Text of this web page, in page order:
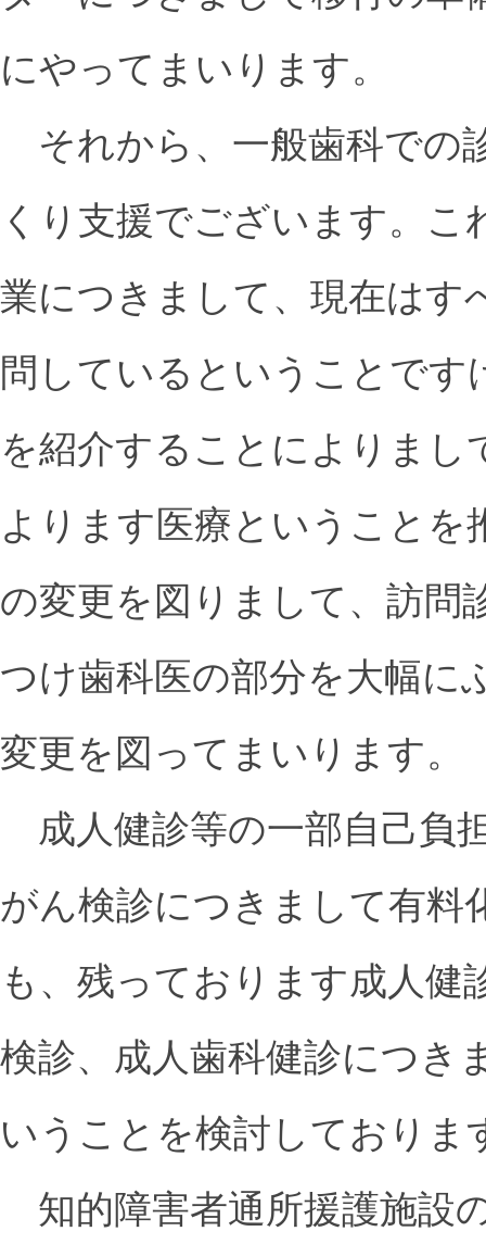
にやってまいります。
それから、一般歯科での
くり支援でございます。
業につきまして、現在はす
問しているということで
を紹介することによりまし
よります医療ということ
の変更を図りまして、訪問
つけ歯科医の部分を大幅に
変更を図ってまいります。
成人健診等の一部自己負
がん検診につきまして有料
も、残っております成人健
検診、成人歯科健診につき
いうことを検討しておりま
知的障害者通所援護施設